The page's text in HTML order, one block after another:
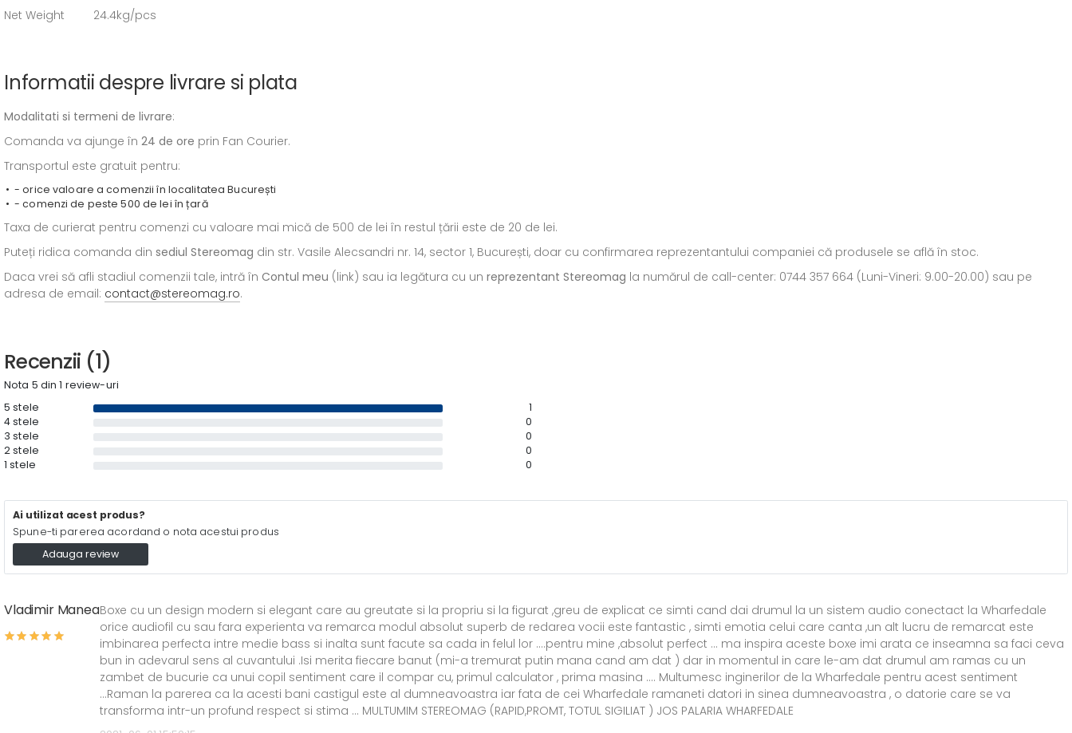
Net Weight 24.4kg/pcs
Informatii despre livrare si plata
Modalitati si termeni de livrare:
Comanda va ajunge în 24 de ore prin Fan Courier.
Transportul este gratuit pentru:
- orice valoare a comenzii în localitatea București
- comenzi de peste 500 de lei în țară
Taxa de curierat pentru comenzi cu valoare mai mică de 500 de lei în restul țării este de 20 de lei.
Puteți ridica comanda din sediul Stereomag din str. Vasile Alecsandri nr. 14, sector 1, București, doar cu confirmarea reprezentantului companiei că produsele se află în stoc.
Daca vrei să afli stadiul comenzii tale, intră în Contul meu (link) sau ia legătura cu un reprezentant Stereomag la numărul de call-center: 0744 357 664 (Luni-Vineri: 9.00-20.00) sau pe
adresa de email: contact@stereomag.ro.
Recenzii (1)
Nota 5 din 1 review-uri
5 stele
1
4 stele
0
3 stele
0
2 stele
0
1 stele
0
Ai utilizat acest produs?
Spune-ti parerea acordand o nota acestui produs
Adauga review
Vladimir ManeaBoxe cu un design modern si elegant care au greutate si la propriu si la figurat ,greu de explicat ce simti cand dai drumul la un sistem audio conectact la Wharfedale
orice audiofil cu sau fara experienta va remarca modul absolut superb de redarea vocii este fantastic , simti emotia celui care canta ,un alt lucru de remarcat este
imbinarea perfecta intre medie bass si inalta sunt facute sa cada in felul lor ....pentru mine ,absolut perfect ... ma inspira aceste boxe imi arata ce inseamna sa faci ceva
bun in adevarul sens al cuvantului .Isi merita fiecare banut (mi-a tremurat putin mana cand am dat ) dar in momentul in care le-am dat drumul am ramas cu un
zambet de bucurie ca unui copil sentiment care il compar cu, primul calculator , prima masina .... Multumesc inginerilor de la Wharfedale pentru acest sentiment
...Raman la parerea ca la acesti bani castigul este al dumneavoastra iar fata de cei Wharfedale ramaneti datori in sinea dumneavoastra , o datorie care se va
transforma intr-un profund respect si stima ... MULTUMIM STEREOMAG (RAPID,PROMT, TOTUL SIGILIAT ) JOS PALARIA WHARFEDALE